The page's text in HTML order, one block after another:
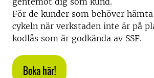
För de kunder som behöver
cykeln när verkstaden inte är på
kodlås som är godkända av SSF.
Boka här!